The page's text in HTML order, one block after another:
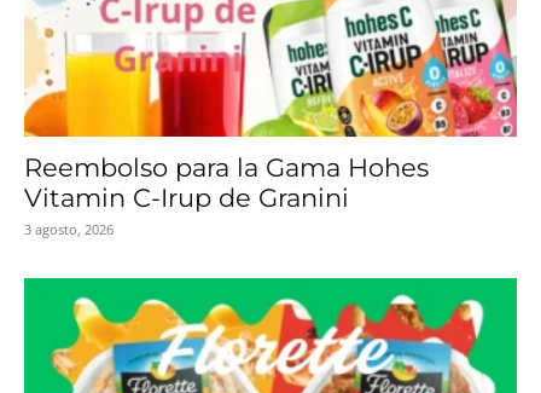
Reembolso para la Gama Hohes
Vitamin C-Irup de Granini
3 agosto, 2026